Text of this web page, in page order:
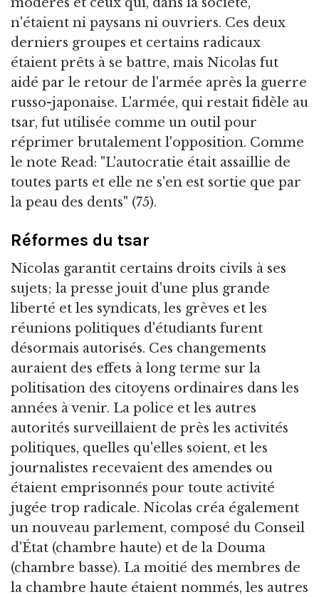
n'étaient ni paysans ni ouvriers. Ces deux
derniers groupes et certains radicaux
étaient prêts à se battre, mais Nicolas fut
aidé par le retour de l'armée après la guerre
russo-japonaise. L'armée, qui restait fidèle au
tsar, fut utilisée comme un outil pour
réprimer brutalement l'opposition. Comme
le note Read: "L'autocratie était assaillie de
toutes parts et elle ne s'en est sortie que par
la peau des dents" (75).
Réformes du tsar
Nicolas garantit certains droits civils à ses
sujets; la presse jouit d'une plus grande
liberté et les syndicats, les grèves et les
réunions politiques d'étudiants furent
désormais autorisés. Ces changements
auraient des effets à long terme sur la
politisation des citoyens ordinaires dans les
années à venir. La police et les autres
autorités surveillaient de près les activités
politiques, quelles qu'elles soient, et les
journalistes recevaient des amendes ou
étaient emprisonnés pour toute activité
jugée trop radicale. Nicolas créa également
un nouveau parlement, composé du Conseil
d'État (chambre haute) et de la Douma
(chambre basse). La moitié des membres de
la chambre haute étaient nommés, les autres